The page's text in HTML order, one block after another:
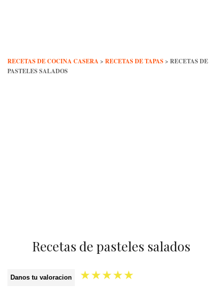
RECETAS DE COCINA CASERA > RECETAS DE TAPAS > RECETAS DE
PASTELES SALADOS
Recetas de pasteles salados
Danos tu valoracion ★★★★★